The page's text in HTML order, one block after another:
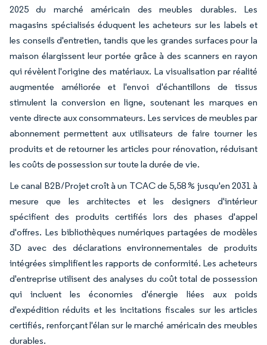
2025 du marché américain des meubles durables. Les
magasins spécialisés éduquent les acheteurs sur les labels et
les conseils d'entretien, tandis que les grandes surfaces pour la
maison élargissent leur portée grâce à des scanners en rayon
qui révèlent l'origine des matériaux. La visualisation par réalité
augmentée améliorée et l'envoi d'échantillons de tissus
stimulent la conversion en ligne, soutenant les marques en
vente directe aux consommateurs. Les services de meubles par
abonnement permettent aux utilisateurs de faire tourner les
produits et de retourner les articles pour rénovation, réduisant
les coûts de possession sur toute la durée de vie.
Le canal B2B/Projet croît à un TCAC de 5,58 % jusqu'en 2031 à
mesure que les architectes et les designers d'intérieur
spécifient des produits certifiés lors des phases d'appel
d'offres. Les bibliothèques numériques partagées de modèles
3D avec des déclarations environnementales de produits
intégrées simplifient les rapports de conformité. Les acheteurs
d'entreprise utilisent des analyses du coût total de possession
qui incluent les économies d'énergie liées aux poids
d'expédition réduits et les incitations fiscales sur les articles
certifiés, renforçant l'élan sur le marché américain des meubles
durables.